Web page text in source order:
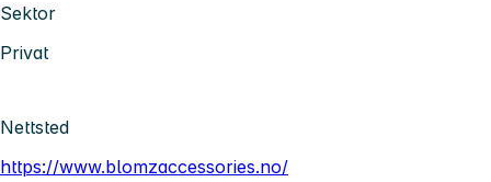
Sektor
Privat
Nettsted
https://www.blomzaccessories.no/